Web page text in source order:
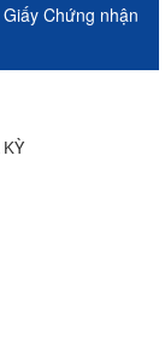
Chứng nhận
KỲ